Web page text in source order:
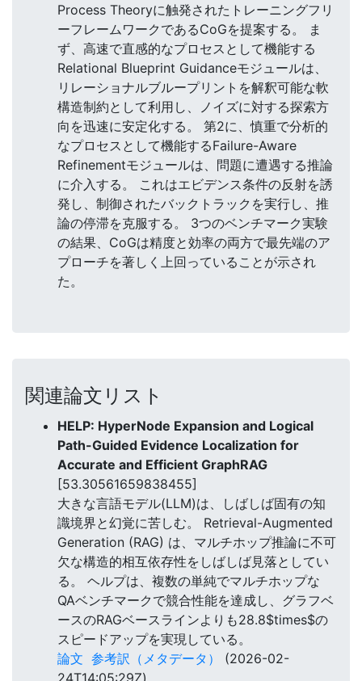
Process Theoryに触発されたトレーニングフリ
ーフレームワークであるCoGを提案する。 ま
ず、高速で直感的なプロセスとして機能する
Relational Blueprint Guidanceモジュールは、
リレーショナルブループリントを解釈可能な軟
構造制約として利用し、ノイズに対する探索方
向を迅速に安定化する。 第2に、慎重で分析的
なプロセスとして機能するFailure-Aware
Refinementモジュールは、問題に遭遇する推論
に介入する。 これはエビデンス条件の反射を誘
発し、制御されたバックトラックを実行し、推
論の停滞を克服する。 3つのベンチマーク実験
の結果、CoGは精度と効率の両方で最先端のア
プローチを著しく上回っていることが示され
た。
関連論文リスト
HELP: HyperNode Expansion and Logical
Path-Guided Evidence Localization for
Accurate and Efficient GraphRAG
[53.30561659838455]
大きな言語モデル(LLM)は、しばしば固有の知
識境界と幻覚に苦しむ。 Retrieval-Augmented
Generation (RAG) は、マルチホップ推論に不可
欠な構造的相互依存性をしばしば見落としてい
る。 ヘルプは、複数の単純でマルチホップな
QAベンチマークで競合性能を達成し、グラフベ
ースのRAGベースラインよりも28.8$times$の
スピードアップを実現している。
論文 参考訳（メタデータ）
(2026-02-
24T14:05:29Z)